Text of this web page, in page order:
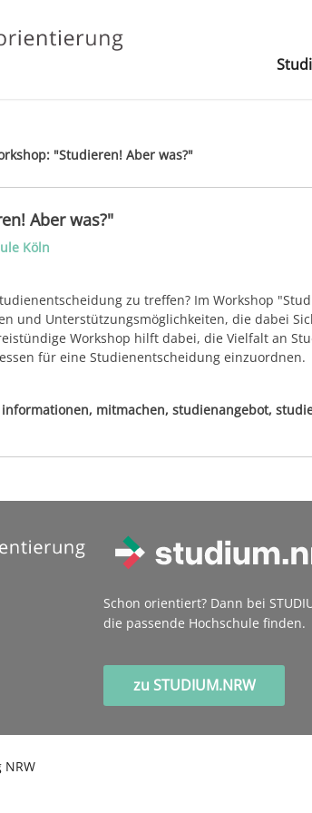
"Studieren! Aber was?"
Aber was?"
Köln
zu treffen? Im Workshop
und Unterstützungsmöglichkeiten, die dabei
Workshop hilft dabei, die Vielfalt an
für eine Studienentscheidung einzuordnen.
mitmachen, studienangebot,
Schon orientiert? Dann bei
die passende Hochschule finden.
zu STUDIUM.NRW